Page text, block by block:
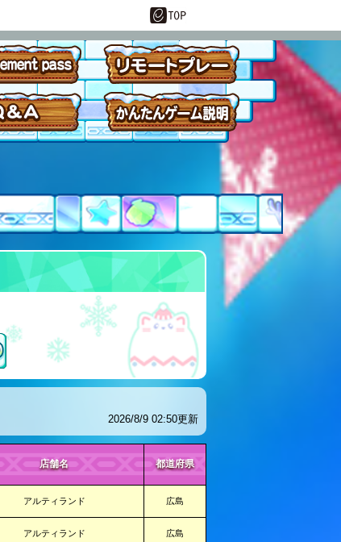
2026/8/9 02:50更新
店舗名 都道府県
アルティランド 広島
アルティランド 広島